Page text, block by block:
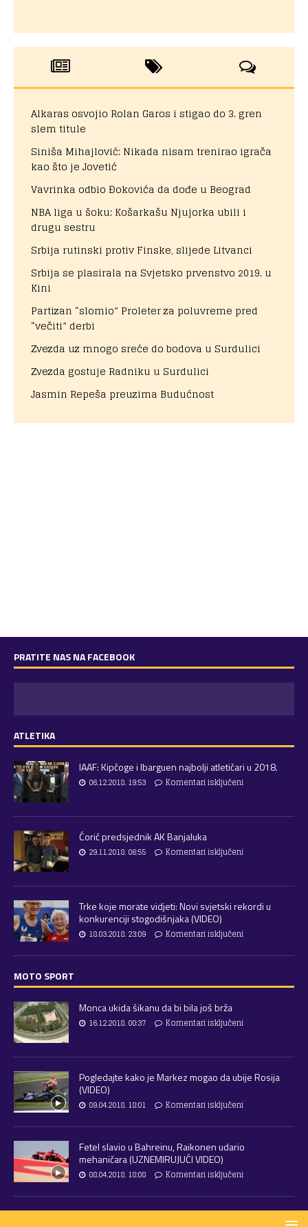
Alkaras osvojio Rolan Garos i stigao do 3. gren
slem titule
Siniša Mihajlović: Nikada nisam trenirao igrača
kao što je Jovetić
Vavrinka odbio Đokovića da dođe u Beograd
NBA liga u šoku: Košarkašu Njujorka ubili i
drugu sestru
Srbija rutinski protiv Finske, slijede Litvanci
Srbija se plasirala na Svjetsko prvenstvo 2019. u
Kini
Partizan “slomio” Proleter za poluvreme pred
“večiti” derbi
Zvezda uz mnogo sreće do bodova u Surdulici
Zvezda gostuje Radniku u Surdulici
Jasmin Repeša preuzima Budućnost
PRATITE NAS NA FACEBOOK
ATLETIKA
IAAF: Kipčoge i Ibarguen najbolji atletičari u 2018.
06.12.2018. 19:53 Komentari isključeni
Ćorić predsjednik AK Banjaluka
29.11.2018. 06:55 Komentari isključeni
Trke koje morate vidjeti: Novi svjetski rekordi u
konkurenciji stogodišnjaka (VIDEO)
18.03.2018. 23:09 Komentari isključeni
MOTO SPORT
Monca ukida šikanu da bi bila još brža
16.12.2018. 00:37 Komentari isključeni
Pogledajte kako je Markez mogao da ubije Rosija
(VIDEO)
09.04.2018. 18:01 Komentari isključeni
Fetel slavio u Bahreinu, Raikonen udario
mehaničara (UZNEMIRUJUĆI VIDEO)
08.04.2018. 18:08 Komentari isključeni